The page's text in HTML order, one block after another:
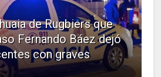
de Rugbiers que
Fernando Báez dejó
con graves